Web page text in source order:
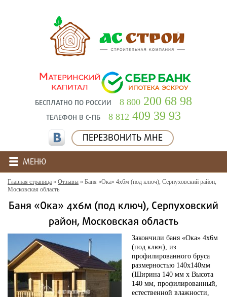
БЕСПЛАТНО ПО РОССИИ 8 800 200 68 98
ТЕЛЕФОН В С-ПБ 8 812 409 39 93
ПЕРЕЗВОНИТЬ МНЕ
МЕНЮ
Главная страница » Отзывы » Баня «Ока» 4х6м (под ключ), Серпуховский район,
Московская область
Баня «Ока» 4х6м (под ключ), Серпуховский
район, Московская область
Закончили баня «Ока» 4х6м
(под ключ), из
профилированного бруса
размерностью 140х140мм
(Ширина 140 мм х Высота
140 мм, профилированный,
естественной влажности,